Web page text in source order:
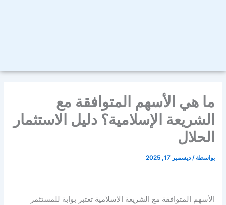
ما هي الأسهم المتوافقة مع
الشريعة الإسلامية؟ دليل الاستثمار
الحلال
بواسطة/ديسمبر 17, 2025
الأسهم المتوافقة مع الشريعة الإسلامية تعتبر بوابة للمستثمر